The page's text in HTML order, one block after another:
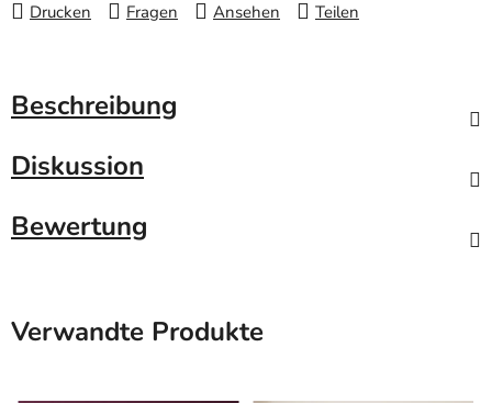
Drucken Fragen Ansehen Teilen
Beschreibung
Diskussion
Bewertung
Verwandte Produkte